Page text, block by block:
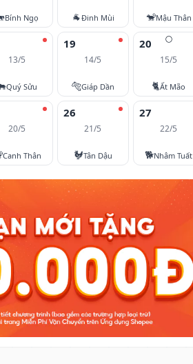
Bính Ngọ 🐐Đinh Mùi 🐒Mậu Thân
13/5
Quý Sửu
19
14/5
🐅Giáp Dần
🌕
20
15/5
🐈Ất Mão
20/5
Canh Thân
26
21/5
🐓Tân Dậu
27
22/5
🐕Nhâm Tuất